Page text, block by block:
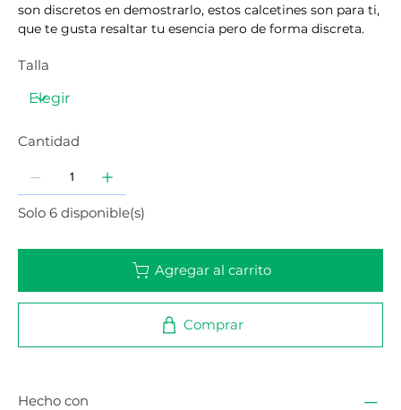
son discretos en demostrarlo, estos calcetines son para ti,
que te gusta resaltar tu esencia pero de forma discreta.
Talla
Cantidad
Solo 6 disponible(s)
Agregar al carrito
Comprar
Hecho con